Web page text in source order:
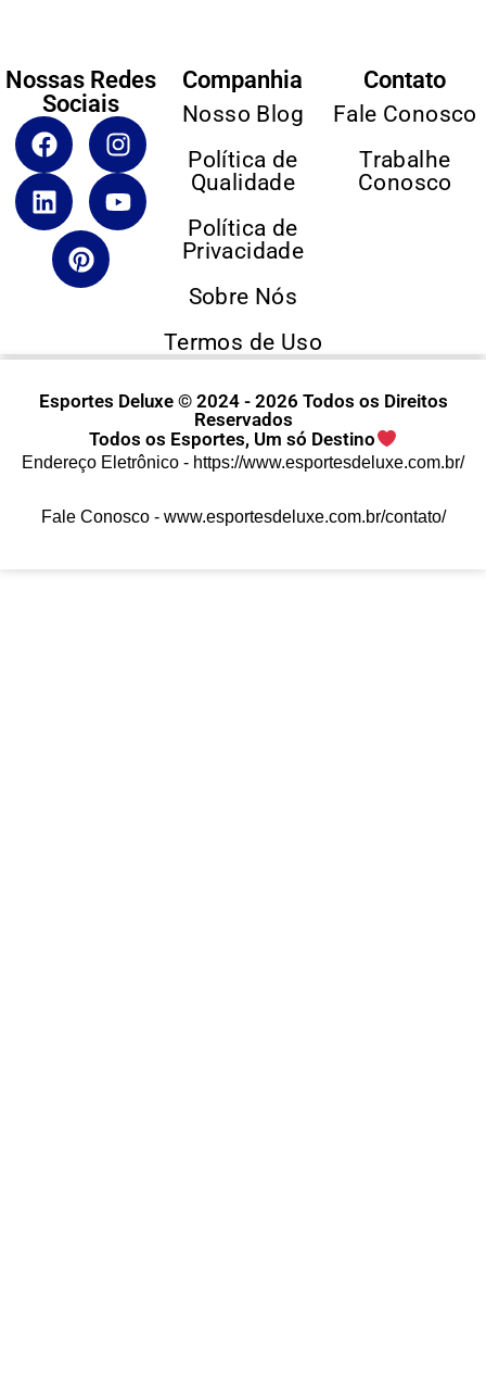
Nossas Redes
Sociais
Companhia
Nosso Blog
Política de
Qualidade
Política de
Privacidade
Sobre Nós
Termos de Uso
Contato
Fale Conosco
Trabalhe
Conosco
Esportes Deluxe © 2024 - 2026 Todos os Direitos
Reservados
Todos os Esportes, Um só Destino
Endereço Eletrônico - https://www.esportesdeluxe.com.br/
Fale Conosco - www.esportesdeluxe.com.br/contato/